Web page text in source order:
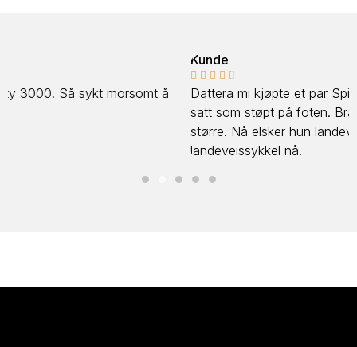
Dattera mi kjøpte et par Spiuk Profit Dual landeveissko,
satt som støpt på foten. Bra vi gikk opp en størrelse
større. Nå elsker hun landevei. Spørs om det blir en ny